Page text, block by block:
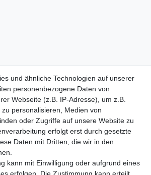
) - E-4258
Innenbeinlänge:81cm,
und ähnliche Technologien auf unserer
personenbezogene Daten von
Webseite (z.B. IP-Adresse), um z.B.
personalisieren, Medien von
oder Zugriffe auf unsere Website zu
erfolgt erst durch gesetzte
Daten mit Dritten, die wir in den
kann mit Einwilligung oder aufgrund eines